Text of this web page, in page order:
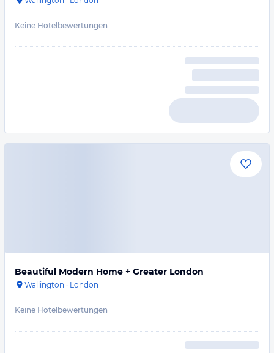
Keine Hotelbewertungen
Beautiful Modern Home + Greater London
Wallington · London
Keine Hotelbewertungen